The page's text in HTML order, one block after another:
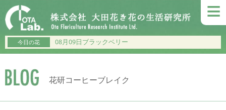
≡
今日の花 08月09日ブラックベリー
花研コーヒーブレイク